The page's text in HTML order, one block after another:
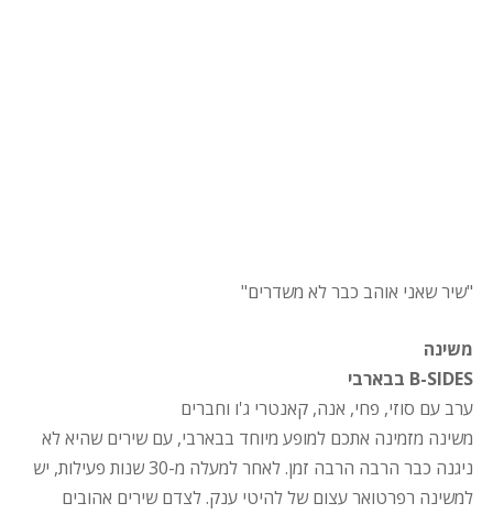
"שיר שאני אוהב כבר לא משדרים"
משינה
B-SIDES בבארבי
ערב עם סוזי, פחי, אנה, קאנטרי ג'ו וחברים
משינה מזמינה אתכם למופע מיוחד בבארבי, עם שירים שהיא לא
ניגנה כבר הרבה הרבה זמן. לאחר למעלה מ-30 שנות פעילות, יש
למשינה רפרטואר עצום של להיטי ענק. לצדם שירים אהובים